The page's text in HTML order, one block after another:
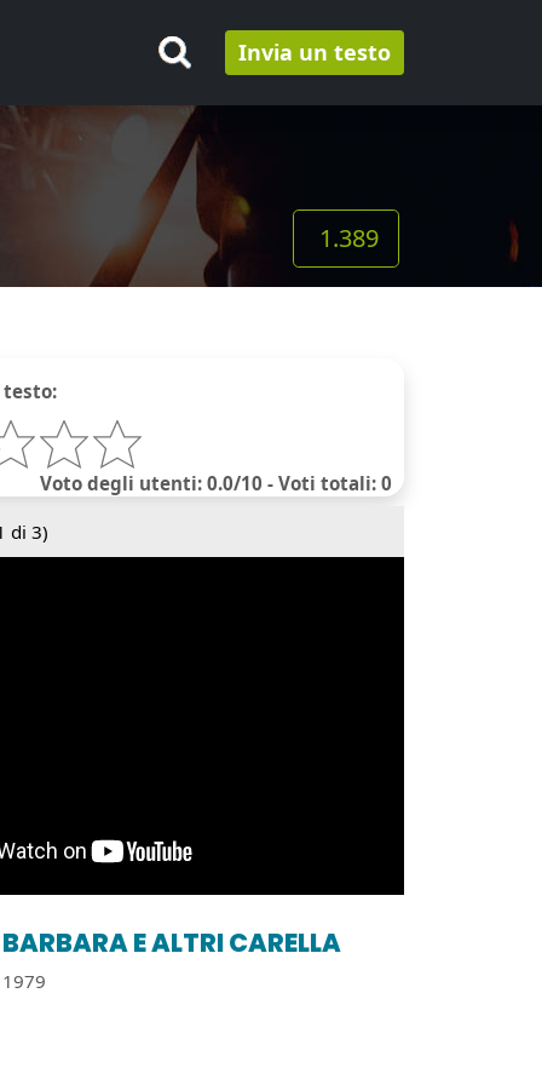
Invia un testo
1.389
testo:
Voto degli utenti: 0.0/10 - Voti totali: 0
di 3)
BARBARA E ALTRI CARELLA
1979